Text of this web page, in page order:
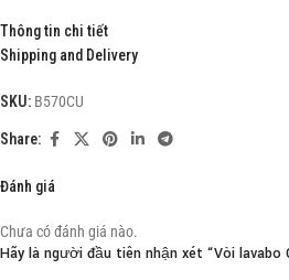
Thông tin chi tiết
Shipping and Delivery
SKU: B570CU
Share:
Đánh giá
Chưa có đánh giá nào.
Hãy là người đầu tiên nhận xét “Vòi lavabo